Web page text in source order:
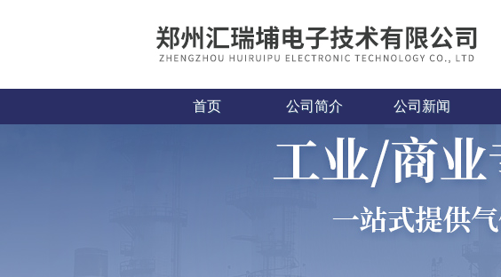
首页 公司简介 公司新闻